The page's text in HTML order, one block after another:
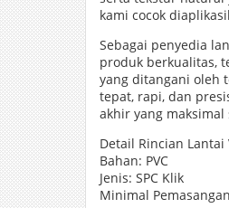
kami cocok
Sebagai penyedia
produk berkualitas,
yang ditangani oleh
tepat, rapi, dan
akhir yang
Detail Rincian Lantai
Bahan: PVC
Jenis: SPC Klik
Minimal